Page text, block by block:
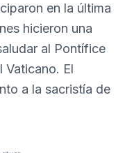
en la última
hicieron una
al Pontífice
Vaticano. El
a la sacristía de